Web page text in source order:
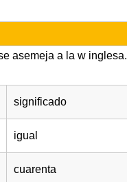
asemeja a la w inglesa.
significado
igual
cuarenta